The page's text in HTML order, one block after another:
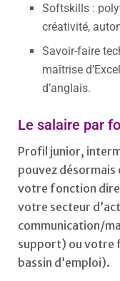
Softskills :
créativité,
Savoir-faire
maîtrise
d’anglais.
Le salaire par
Profil junior,
pouvez désormais
votre fonction
votre secteur
communication/
support) ou votre
bassin d’emploi).